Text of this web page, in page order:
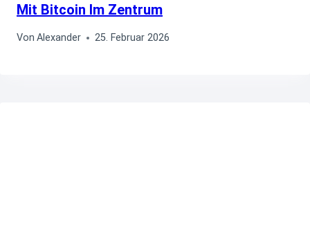
Mit Bitcoin Im Zentrum
Von Alexander 25. Februar 2026